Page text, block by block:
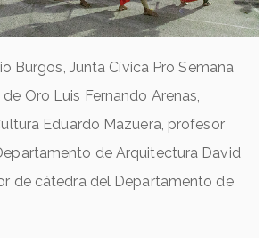
Burgos, Junta Cívica Pro Semana
Oro Luis Fernando Arenas,
Eduardo Mazuera, profesor
de Arquitectura David
de cátedra del Departamento de